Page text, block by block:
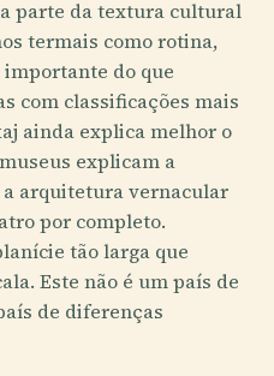
parte da textura cultural
termais como rotina,
importante do que
com classificações mais
ainda explica melhor o
explicam a
arquitetura vernacular
por completo.
tão larga que
Este não é um país de
de diferenças